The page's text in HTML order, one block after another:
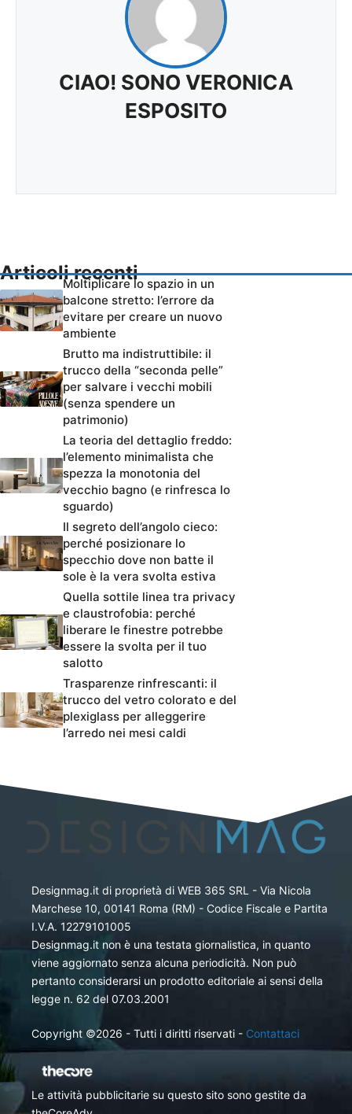
CIAO! SONO VERONICA
ESPOSITO
Articoli recenti
Moltiplicare lo spazio in un
balcone stretto: l’errore da
evitare per creare un nuovo
ambiente
Brutto ma indistruttibile: il
trucco della “seconda pelle”
per salvare i vecchi mobili
(senza spendere un
patrimonio)
La teoria del dettaglio freddo:
l’elemento minimalista che
spezza la monotonia del
vecchio bagno (e rinfresca lo
sguardo)
Il segreto dell’angolo cieco:
perché posizionare lo
specchio dove non batte il
sole è la vera svolta estiva
Quella sottile linea tra privacy
e claustrofobia: perché
liberare le finestre potrebbe
essere la svolta per il tuo
salotto
Trasparenze rinfrescanti: il
trucco del vetro colorato e del
plexiglass per alleggerire
l’arredo nei mesi caldi
Designmag.it di proprietà di WEB 365 SRL - Via Nicola
Marchese 10, 00141 Roma (RM) - Codice Fiscale e Partita
I.V.A. 12279101005
Designmag.it non è una testata giornalistica, in quanto
viene aggiornato senza alcuna periodicità. Non può
pertanto considerarsi un prodotto editoriale ai sensi della
legge n. 62 del 07.03.2001
Copyright ©2026 - Tutti i diritti riservati - Contattaci
Le attività pubblicitarie su questo sito sono gestite da